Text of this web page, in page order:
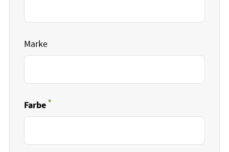
Marke
Farbe *
Pflichtfeld